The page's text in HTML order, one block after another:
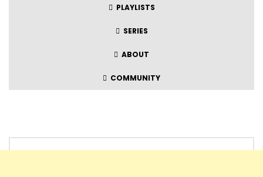
PLAYLISTS
SERIES
ABOUT
COMMUNITY